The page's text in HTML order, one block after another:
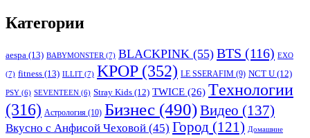
Категории
aespa (13) BABYMONSTER(7) BLACKPINK (55) BTS (116) EXO
(7) fitness (13) ILLIT (7) KPOP(352) LE SSERAFIM (9) NCT U (12)
PSY (6) SEVENTEEN (6) Stray Kids (12) TWICE (26) Tехнологии
(316) Астрология (10) Бизнес (490)Видео (137)
Вкусно с Анфисой Чеховой (45) Город (121) Домашние